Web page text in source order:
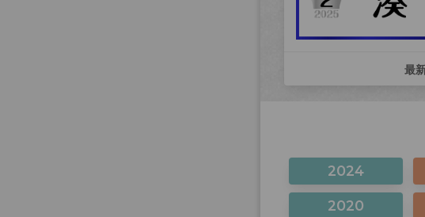
最
2024
2020